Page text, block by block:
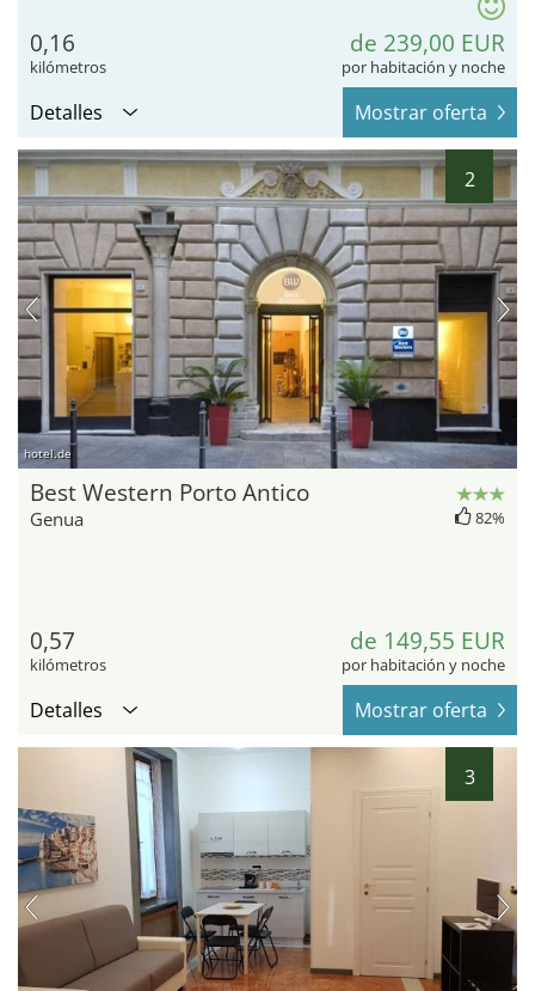
0,16
kilómetros
de 239,00 EUR
por habitación y noche
Detalles Mostrar oferta
2
hotel.de
Best Western Porto Antico
Genua 82%
0,57
kilómetros
de 149,55 EUR
por habitación y noche
Detalles Mostrar oferta
3